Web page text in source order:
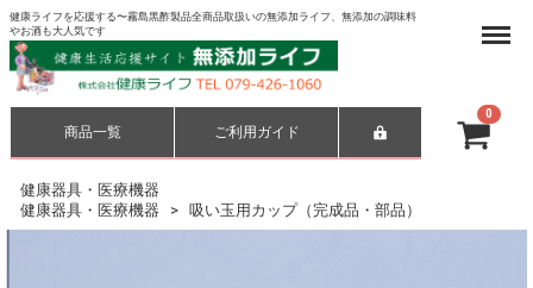
健康ライフを応援する〜霧島黒酢製品全商品取扱いの無添加ライフ、無添加の調味料
やお酒も大人気です
商品一覧 ご利用ガイド
Menu
健康器具・医療機器
健康器具・医療機器
吸い玉用カップ（完成品・部品）
0